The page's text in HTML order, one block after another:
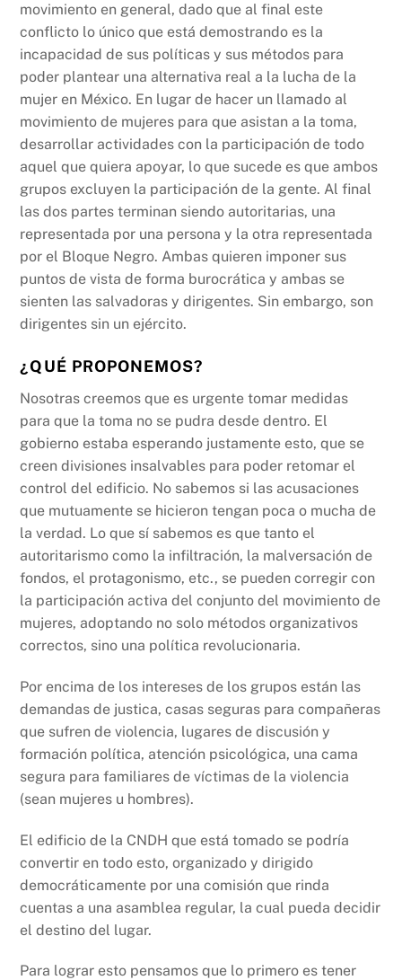
movimiento en general, dado que al final este
conflicto lo único que está demostrando es la
incapacidad de sus políticas y sus métodos para
poder plantear una alternativa real a la lucha de la
mujer en México. En lugar de hacer un llamado al
movimiento de mujeres para que asistan a la toma,
desarrollar actividades con la participación de todo
aquel que quiera apoyar, lo que sucede es que ambos
grupos excluyen la participación de la gente. Al final
las dos partes terminan siendo autoritarias, una
representada por una persona y la otra representada
por el Bloque Negro. Ambas quieren imponer sus
puntos de vista de forma burocrática y ambas se
sienten las salvadoras y dirigentes. Sin embargo, son
dirigentes sin un ejército.
¿QUÉ PROPONEMOS?
Nosotras creemos que es urgente tomar medidas
para que la toma no se pudra desde dentro. El
gobierno estaba esperando justamente esto, que se
creen divisiones insalvables para poder retomar el
control del edificio. No sabemos si las acusaciones
que mutuamente se hicieron tengan poca o mucha de
la verdad. Lo que sí sabemos es que tanto el
autoritarismo como la infiltración, la malversación de
fondos, el protagonismo, etc., se pueden corregir con
la participación activa del conjunto del movimiento de
mujeres, adoptando no solo métodos organizativos
correctos, sino una política revolucionaria.
Por encima de los intereses de los grupos están las
demandas de justica, casas seguras para compañeras
que sufren de violencia, lugares de discusión y
formación política, atención psicológica, una cama
segura para familiares de víctimas de la violencia
(sean mujeres u hombres).
El edificio de la CNDH que está tomado se podría
convertir en todo esto, organizado y dirigido
democráticamente por una comisión que rinda
cuentas a una asamblea regular, la cual pueda decidir
el destino del lugar.
Para lograr esto pensamos que lo primero es tener